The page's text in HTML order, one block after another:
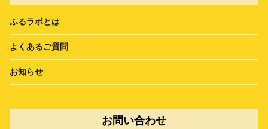
ふるラボとは
よくあるご質問
お知らせ
お問い合わせ